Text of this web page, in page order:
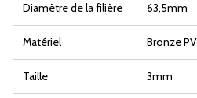
Fimar
MPF
PF25E,
PF40E
Diamètre de la filière 63,5mm
Matériel Bronze
Taille 3mm